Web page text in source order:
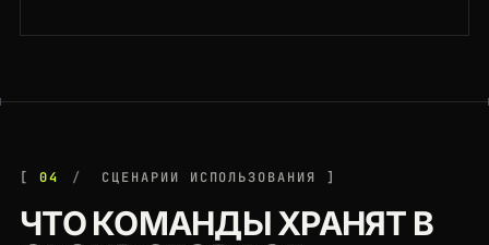
04 СЦЕНАРИИ ИСПОЛЬЗОВАНИЯ
ЧТО КОМАНДЫ ХРАНЯТ В